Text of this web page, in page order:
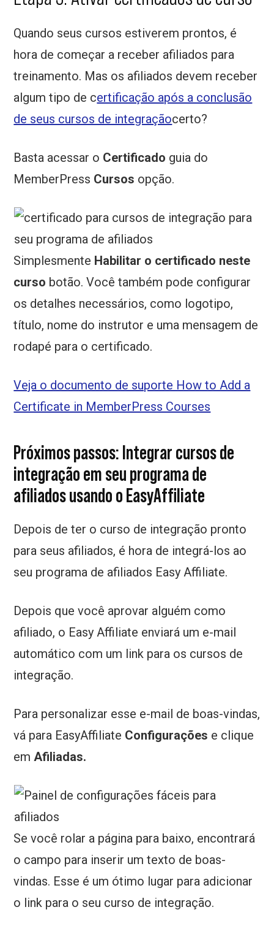
Quando seus cursos estiverem prontos, é
hora de começar a receber afiliados para
treinamento. Mas os afiliados devem receber
algum tipo de certificação após a conclusão
de seus cursos de integraçãocerto?
Basta acessar o Certificado guia do
MemberPress Cursos opção.
Simplesmente Habilitar o certificado neste
curso botão. Você também pode configurar
os detalhes necessários, como logotipo,
título, nome do instrutor e uma mensagem de
rodapé para o certificado.
Veja o documento de suporte How to Add a
Certificate in MemberPress Courses
Próximos passos: Integrar cursos de
integração em seu programa de
afiliados usando o EasyAffiliate
Depois de ter o curso de integração pronto
para seus afiliados, é hora de integrá-los ao
seu programa de afiliados Easy Affiliate.
Depois que você aprovar alguém como
afiliado, o Easy Affiliate enviará um e-mail
automático com um link para os cursos de
integração.
Para personalizar esse e-mail de boas-vindas,
vá para EasyAffiliate Configurações e clique
emAfiliadas.
Se você rolar a página para baixo, encontrará
o campo para inserir um texto de boas-
vindas. Esse é um ótimo lugar para adicionar
o link para o seu curso de integração.